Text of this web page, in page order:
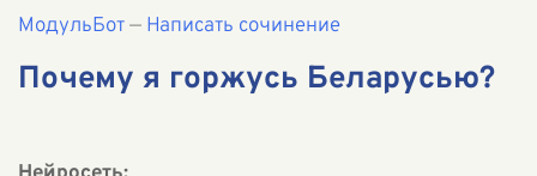
Вход
МодульБот— Написать сочинение
Почему я горжусь Беларусью?